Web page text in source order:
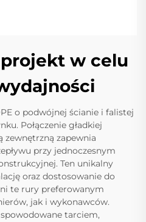
w celu
o podwójnej ścianie i falistej
Połączenie gładkiej
zewnętrzną zapewnia
przy jednoczesnym
Ten unikalny
oraz dostosowanie do
te rury preferowanym
jak i wykonawców.
tarciem,